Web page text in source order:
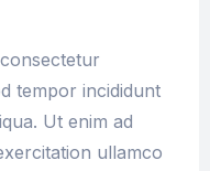
tempor incididunt
Ut enim ad
ullamco